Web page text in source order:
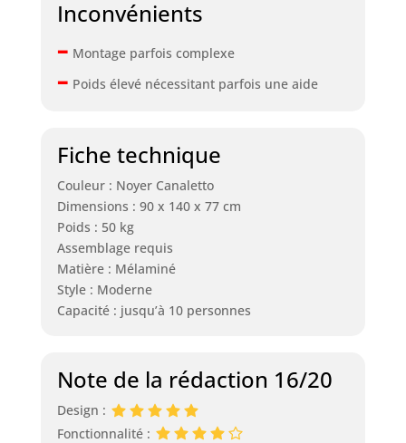
Inconvénients
– Montage parfois complexe
– Poids élevé nécessitant parfois une aide
Fiche technique
Couleur : Noyer Canaletto
Dimensions : 90 x 140 x 77 cm
Poids : 50 kg
Assemblage requis
Matière : Mélaminé
Style : Moderne
Capacité : jusqu’à 10 personnes
Note de la rédaction 16/20
Design :
Fonctionnalité :